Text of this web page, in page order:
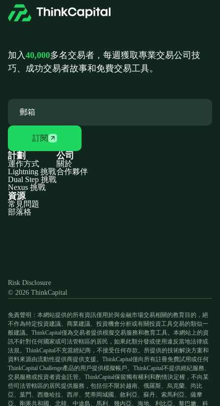
加入40,000多名交易者，每週獲取專業交易公司技
巧、成功交易者故事和免費交易工具。
訂閱
計劃
運作方式
Lightning 挑戰
Dual Step 挑戰
Nexus 挑戰
公司
關於
合作夥伴
資源
常見問題
部落格
Risk Disclosure
© 2026 ThinkCapital
免責聲明：本網站提供的所有資訊僅用於與金融市場交易相關的教育目的，絕
不作為特定投資建議、商業建議、投資機會分析或有關投資工具交易的類似一
般建議。ThinkCapital僅為交易者提供模擬交易服務和教育工具。本網站上的資
訊不針對任何國家或司法管轄區的居民，如果此類分發或使用違反當地法律或
法規。ThinkCapital不充當經紀商，不接受任何存款。所提供的技術解決方案和
資料來源由流動性提供商提供支援。ThinkCapital僅向所有註冊免費試用或任何
ThinkCapital Challenge產品的用戶提供模擬帳戶。ThinkCapital不提供經紀服務、
交易服務或投資者資金託管。ThinkCapital保留獨有權利和酌情決定權，不向某
些司法管轄區的居民提供服務，包括但不限於越南、俄羅斯、烏克蘭、尚比
亞、葉門、西撒哈拉、西岸、梵蒂岡城國、敘利亞、蘇丹、索馬利亞、薩摩
亞、剛果共和國、北韓、中途島、馬利、幾內亞、海地、利比亞、黎巴嫩、科